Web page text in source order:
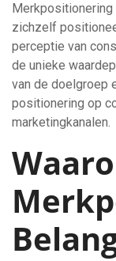
Merkpositionering
zichzelf
perceptie van
de unieke
van de doelgroep
positionering op
marketingkanalen.